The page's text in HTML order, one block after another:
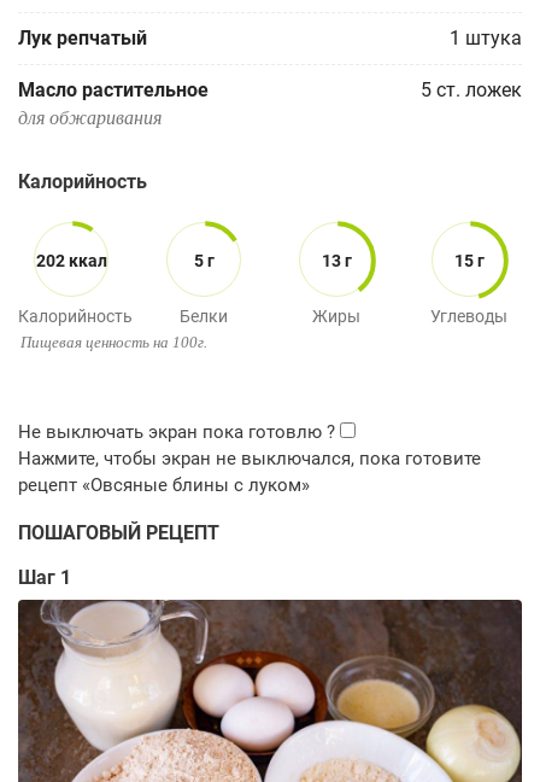
Лук репчатый 1 штука
Масло растительное 5 ст. ложек
для обжаривания
Калорийность
202 ккал
Калорийность
5 г
Белки
13 г
Жиры
15 г
Углеводы
Пищевая ценность на 100г.
ПОШАГОВЫЙ РЕЦЕПТ
Шаг 1